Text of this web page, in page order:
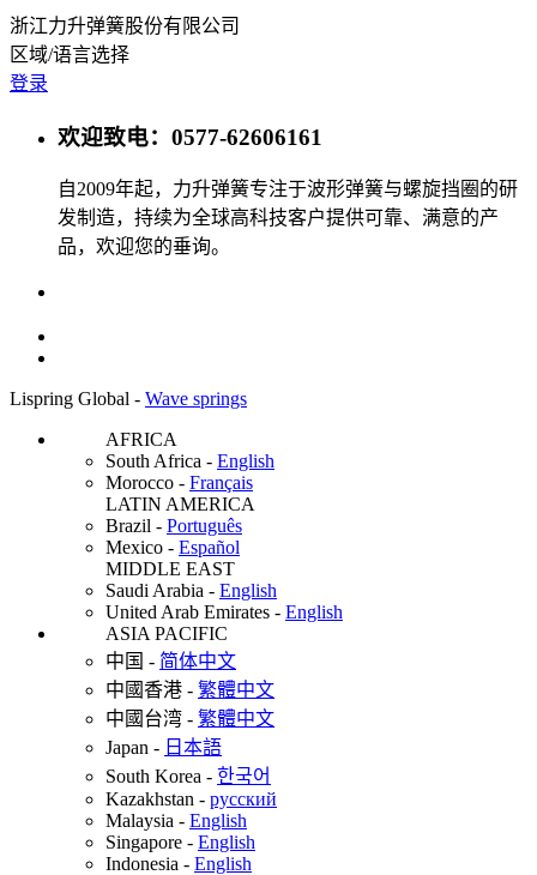
浙江力升弹簧股份有限公司
区域/语言选择
登录
欢迎致电：0577-62606161
自2009年起，力升弹簧专注于波形弹簧与螺旋挡圈的研
发制造，持续为全球高科技客户提供可靠、满意的产
品，欢迎您的垂询。
Lispring Global - Wave springs
AFRICA
South Africa - English
Morocco - Français
LATIN AMERICA
Brazil - Português
Mexico - Español
MIDDLE EAST
Saudi Arabia - English
United Arab Emirates - English
ASIA PACIFIC
中国 - 简体中文
中國香港 - 繁體中文
中國台湾 - 繁體中文
Japan - 日本語
South Korea - 한국어
Kazakhstan - русский
Malaysia - English
Singapore - English
Indonesia - English